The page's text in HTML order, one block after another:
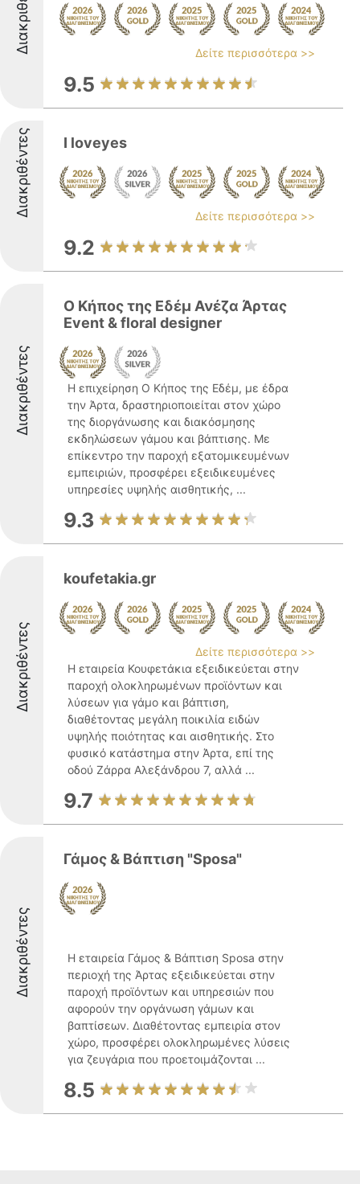
Δείτε περισσότερα >>
9.5
Διακριθέντες I loveyes
Δείτε περισσότερα >>
9.2
Διακριθέντες
Ο Κήπος της Εδέμ Ανέζα Άρτας
Event & floral designer
Η επιχείρηση Ο Κήπος της Εδέμ, με έδρα
την Άρτα, δραστηριοποιείται στον χώρο
της διοργάνωσης και διακόσμησης
εκδηλώσεων γάμου και βάπτισης. Με
επίκεντρο την παροχή εξατομικευμένων
εμπειριών, προσφέρει εξειδικευμένες
υπηρεσίες υψηλής αισθητικής, ...
9.3
Διακριθέντες
koufetakia.gr
Δείτε περισσότερα >>
Η εταιρεία Κουφετάκια εξειδικεύεται στην
παροχή ολοκληρωμένων προϊόντων και
λύσεων για γάμο και βάπτιση,
διαθέτοντας μεγάλη ποικιλία ειδών
υψηλής ποιότητας και αισθητικής. Στο
φυσικό κατάστημα στην Άρτα, επί της
οδού Ζάρρα Αλεξάνδρου 7, αλλά ...
9.7
Διακριθέντες
Γάμος & Βάπτιση "Sposa"
Η εταιρεία Γάμος & Βάπτιση Sposa στην
περιοχή της Άρτας εξειδικεύεται στην
παροχή προϊόντων και υπηρεσιών που
αφορούν την οργάνωση γάμων και
βαπτίσεων. Διαθέτοντας εμπειρία στον
χώρο, προσφέρει ολοκληρωμένες λύσεις
για ζευγάρια που προετοιμάζονται ...
8.5